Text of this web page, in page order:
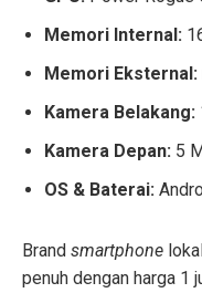
Memori Internal:
Memori Eksternal:
Kamera Belakang:
Kamera Depan: 5
OS & Baterai:
Brand smartphone
penuh dengan harga 1